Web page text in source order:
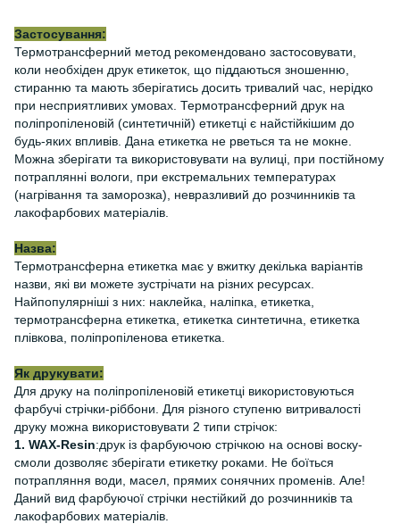
Застосування:
Термотрансферний метод рекомендовано застосовувати,
коли необхіден друк етикеток, що піддаються зношенню,
стиранню та мають зберігатись досить тривалий час, нерідко
при несприятливих умовах. Термотрансферний друк на
поліпропіленовій (синтетичній) етикетці є найстійкішим до
будь-яких впливів. Дана етикетка не рветься та не мокне.
Можна зберігати та використовувати на вулиці, при постійному
потраплянні вологи, при екстремальних температурах
(нагрівання та заморозка), невразливий до розчинників та
лакофарбових матеріалів.
Назва:
Термотрансферна етикетка має у вжитку декілька варіантів
назви, які ви можете зустрічати на різних ресурсах.
Найпопулярніші з них: наклейка, наліпка, етикетка,
термотрансферна етикетка, етикетка синтетична, етикетка
плівкова, поліпропіленова етикетка.
Як друкувати:
Для друку на поліпропіленовій етикетці використовуються
фарбучі стрічки-ріббони. Для різного ступеню витривалості
друку можна використовувати 2 типи стрічок:
1. WAX-Resin:друк із фарбуючою стрічкою на основі воску-
смоли дозволяє зберігати етикетку роками. Не боїться
потрапляння води, масел, прямих сонячних променів. Але!
Даний вид фарбуючої стрічки нестійкий до розчинників та
лакофарбових матеріалів.